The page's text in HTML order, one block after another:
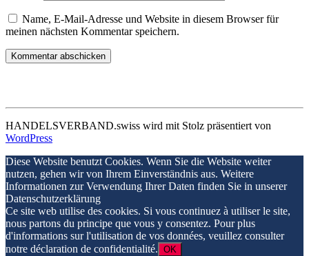
Name, E-Mail-Adresse und Website in diesem Browser für
meinen nächsten Kommentar speichern.
HANDELSVERBAND.swiss wird mit Stolz präsentiert von
WordPress
Diese Website benutzt Cookies. Wenn Sie die Website weiter
nutzen, gehen wir von Ihrem Einverständnis aus. Weitere
Informationen zur Verwendung Ihrer Daten finden Sie in unserer
Datenschutzerklärung
Ce site web utilise des cookies. Si vous continuez à utiliser le site,
nous partons du principe que vous y consentez. Pour plus
d'informations sur l'utilisation de vos données, veuillez consulter
notre déclaration de confidentialité. OK